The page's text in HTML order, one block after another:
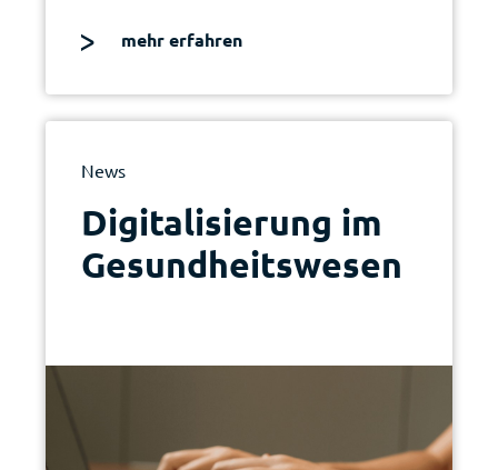
mehr erfahren
News
Digitalisierung im
Gesundheitswesen